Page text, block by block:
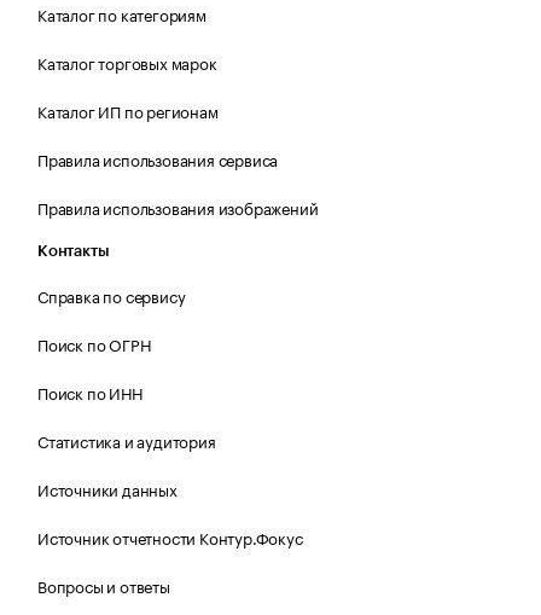
Каталог по категориям
Каталог торговых марок
Каталог ИП по регионам
Правила использования сервиса
Правила использования изображений
Контакты
Справка по сервису
Поиск по ОГРН
Поиск по ИНН
Статистика и аудитория
Источники данных
Источник отчетности Контур.Фокус
Вопросы и ответы